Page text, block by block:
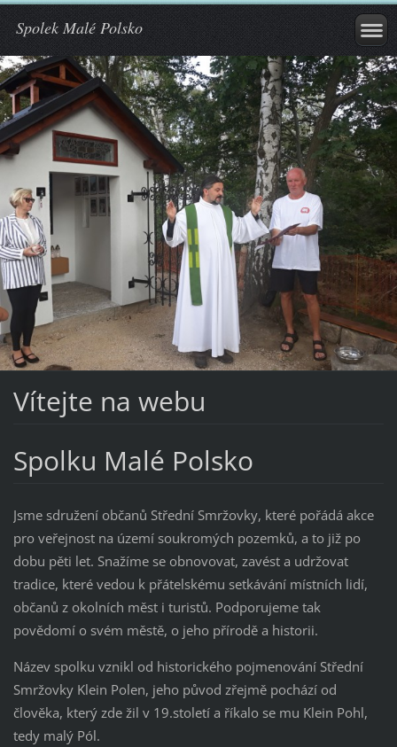
Spolek Malé Polsko
Vítejte na webu
Spolku Malé Polsko
Jsme sdružení občanů Střední Smržovky, které pořádá akce
pro veřejnost na území soukromých pozemků, a to již po
dobu pěti let. Snažíme se obnovovat, zavést a udržovat
tradice, které vedou k přátelskému setkávání místních lidí,
občanů z okolních měst i turistů. Podporujeme tak
povědomí o svém městě, o jeho přírodě a historii.
Název spolku vznikl od historického pojmenování Střední
Smržovky Klein Polen, jeho původ zřejmě pochází od
člověka, který zde žil v 19.století a říkalo se mu Klein Pohl,
tedy malý Pól.